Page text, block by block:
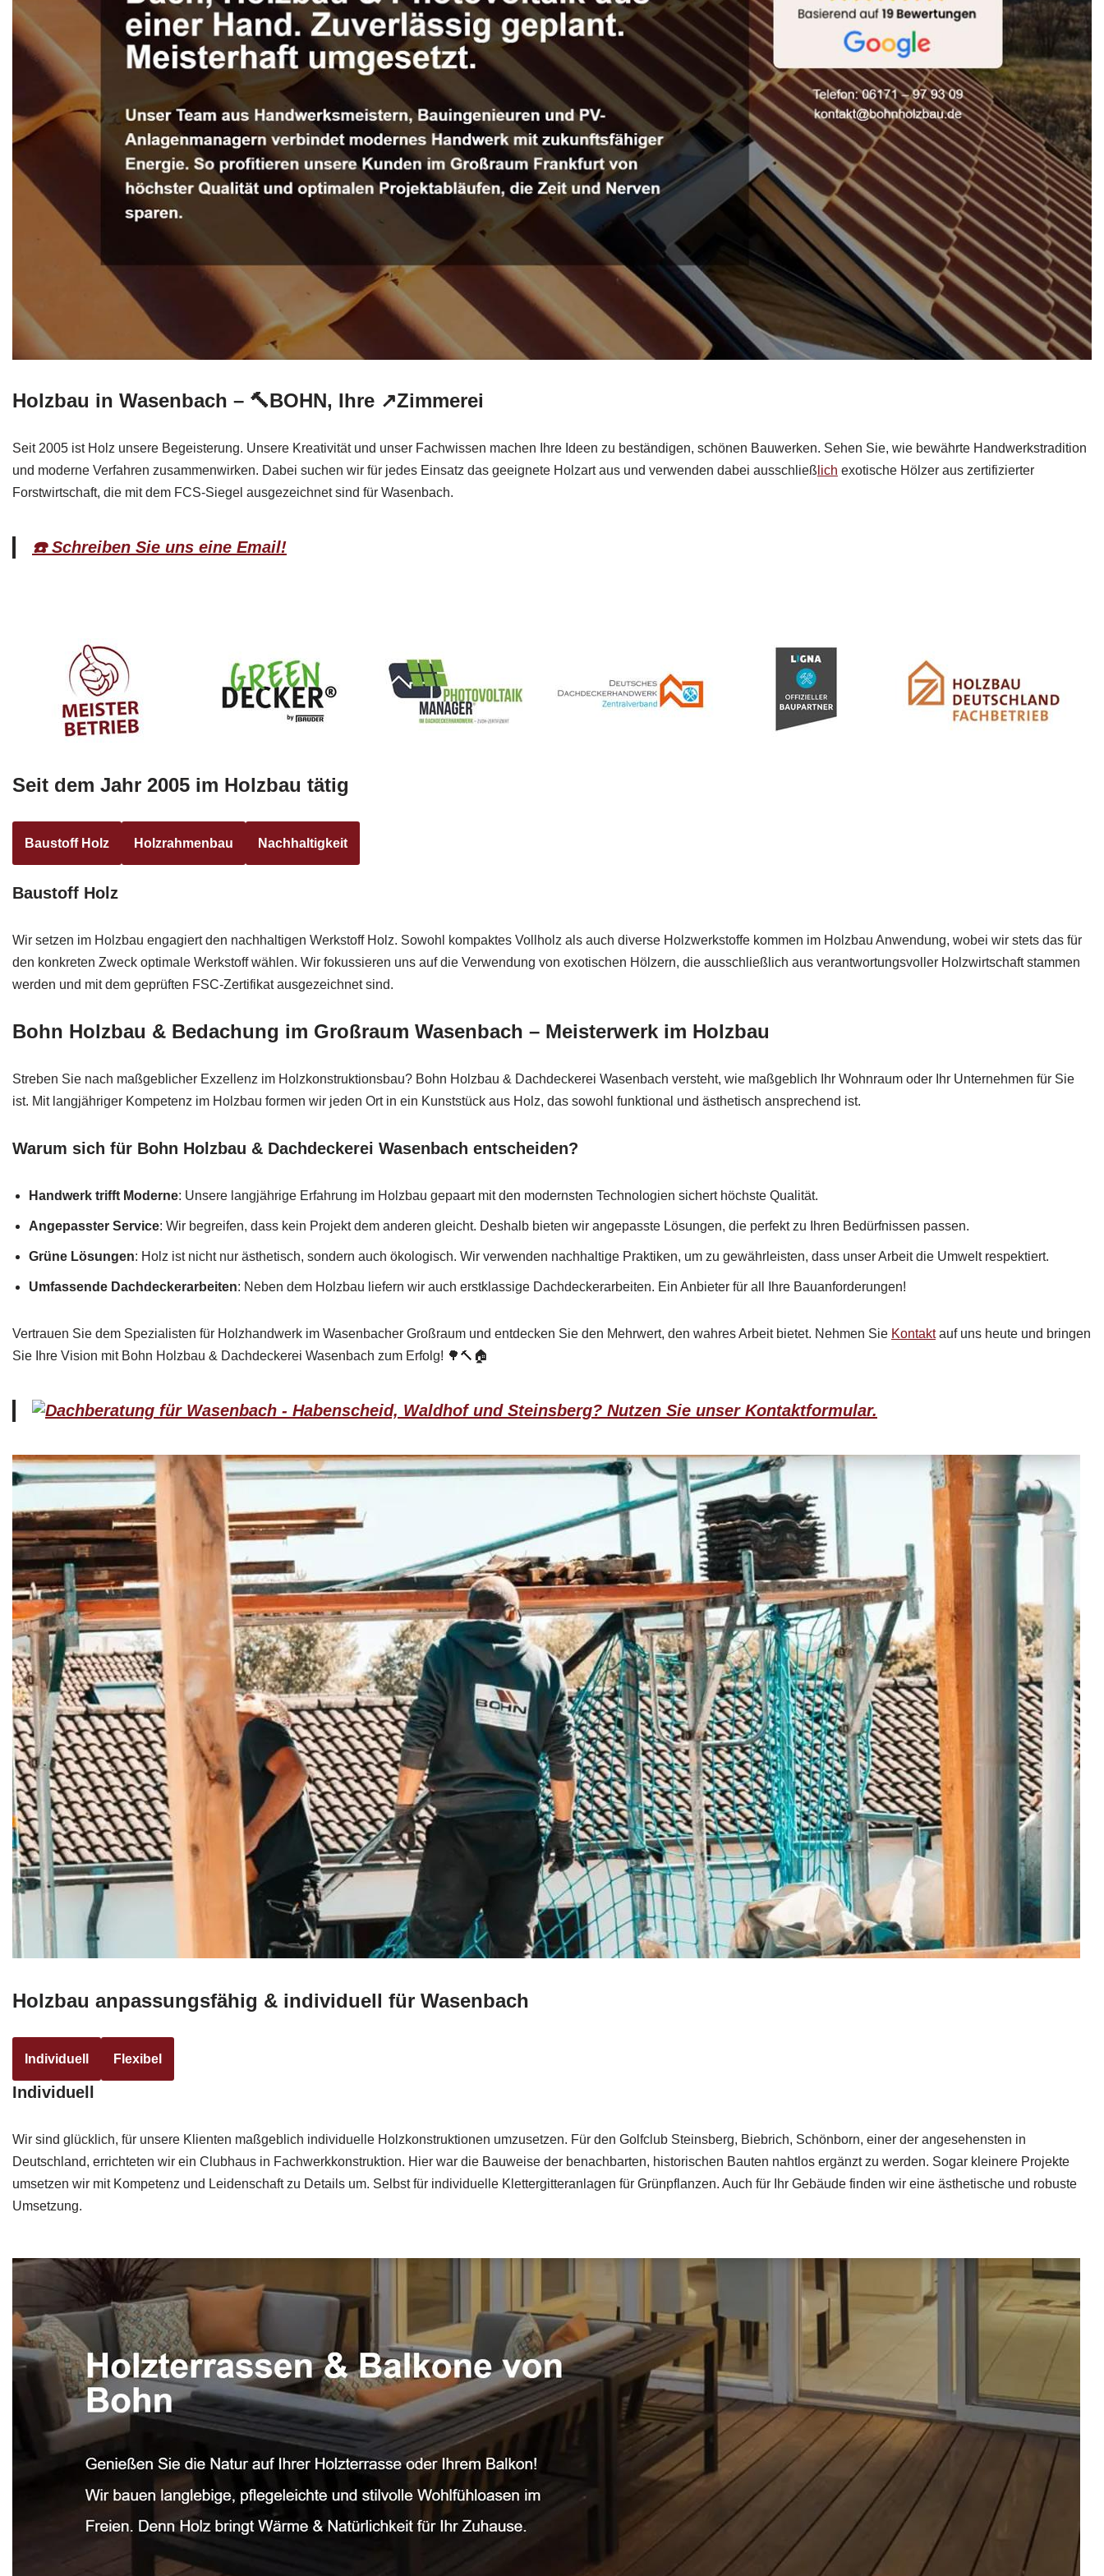
Holzbau in Wasenbach – 🔨BOHN, Ihre ↗️Zimmerei
Seit 2005 ist Holz unsere Begeisterung. Unsere Kreativität und unser Fachwissen machen Ihre Ideen zu beständigen, schönen Bauwerken. Sehen Sie, wie bewährte Handwerkstradition
und moderne Verfahren zusammenwirken. Dabei suchen wir für jedes Einsatz das geeignete Holzart aus und verwenden dabei ausschließ lich exotische Hölzer aus zertifizierter
Forstwirtschaft, die mit dem FCS-Siegel ausgezeichnet sind für Wasenbach.
☎️ Schreiben Sie uns eine Email!
Seit dem Jahr 2005 im Holzbau tätig
Baustoff Holz Holzrahmenbau Nachhaltigkeit
Baustoff Holz
Wir setzen im Holzbau engagiert den nachhaltigen Werkstoff Holz. Sowohl kompaktes Vollholz als auch diverse Holzwerkstoffe kommen im Holzbau Anwendung, wobei wir stets das für
den konkreten Zweck optimale Werkstoff wählen. Wir fokussieren uns auf die Verwendung von exotischen Hölzern, die ausschließlich aus verantwortungsvoller Holzwirtschaft stammen
werden und mit dem geprüften FSC-Zertifikat ausgezeichnet sind.
Bohn Holzbau & Bedachung im Großraum Wasenbach – Meisterwerk im Holzbau
Streben Sie nach maßgeblicher Exzellenz im Holzkonstruktionsbau? Bohn Holzbau & Dachdeckerei Wasenbach versteht, wie maßgeblich Ihr Wohnraum oder Ihr Unternehmen für Sie
ist. Mit langjähriger Kompetenz im Holzbau formen wir jeden Ort in ein Kunststück aus Holz, das sowohl funktional und ästhetisch ansprechend ist.
Warum sich für Bohn Holzbau & Dachdeckerei Wasenbach entscheiden?
Handwerk trifft Moderne: Unsere langjährige Erfahrung im Holzbau gepaart mit den modernsten Technologien sichert höchste Qualität.
Angepasster Service: Wir begreifen, dass kein Projekt dem anderen gleicht. Deshalb bieten wir angepasste Lösungen, die perfekt zu Ihren Bedürfnissen passen.
Grüne Lösungen: Holz ist nicht nur ästhetisch, sondern auch ökologisch. Wir verwenden nachhaltige Praktiken, um zu gewährleisten, dass unser Arbeit die Umwelt respektiert.
Umfassende Dachdeckerarbeiten: Neben dem Holzbau liefern wir auch erstklassige Dachdeckerarbeiten. Ein Anbieter für all Ihre Bauanforderungen!
Vertrauen Sie dem Spezialisten für Holzhandwerk im Wasenbacher Großraum und entdecken Sie den Mehrwert, den wahres Arbeit bietet. Nehmen Sie Kontaktauf uns heute und bringen
Sie Ihre Vision mit Bohn Holzbau & Dachdeckerei Wasenbach zum Erfolg! 🌳🔨🏠
Holzbau anpassungsfähig & individuell für Wasenbach
Individuell Flexibel
Individuell
Wir sind glücklich, für unsere Klienten maßgeblich individuelle Holzkonstruktionen umzusetzen. Für den Golfclub Steinsberg, Biebrich, Schönborn, einer der angesehensten in
Deutschland, errichteten wir ein Clubhaus in Fachwerkkonstruktion. Hier war die Bauweise der benachbarten, historischen Bauten nahtlos ergänzt zu werden. Sogar kleinere Projekte
umsetzen wir mit Kompetenz und Leidenschaft zu Details um. Selbst für individuelle Klettergitteranlagen für Grünpflanzen. Auch für Ihr Gebäude finden wir eine ästhetische und robuste
Umsetzung.